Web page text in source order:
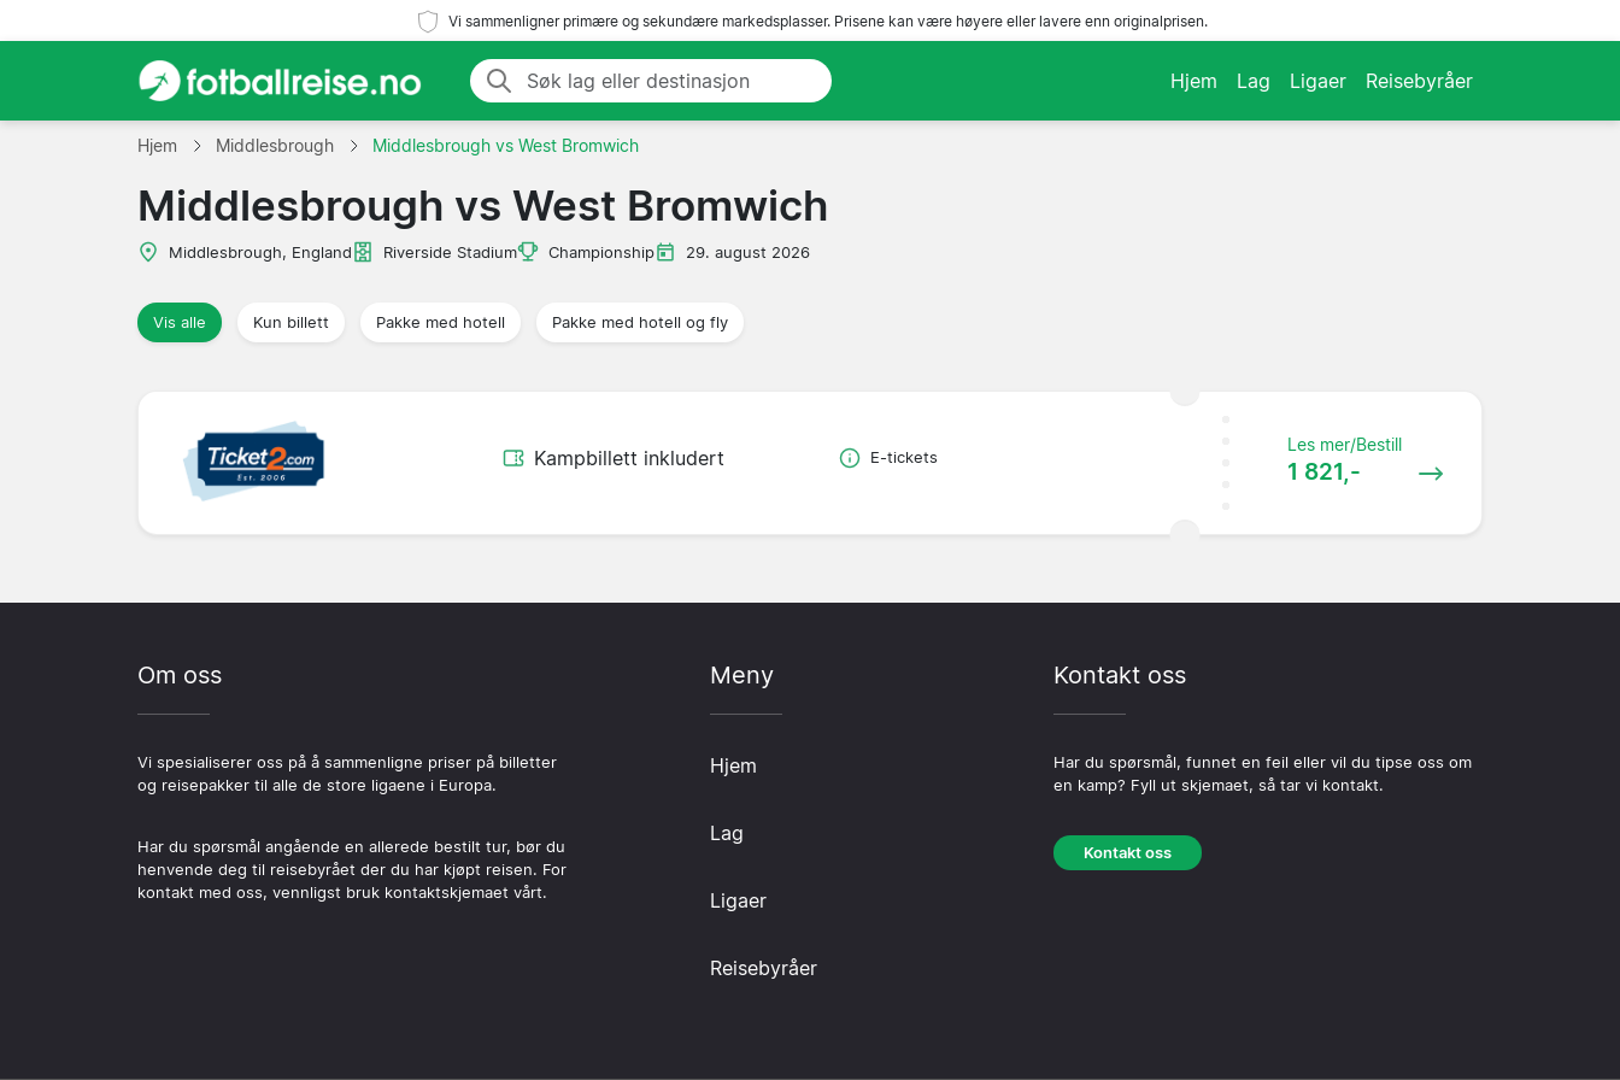
Vi sammenligner primære og sekundære markedsplasser. Prisene kan være høyere eller lavere enn originalprisen.
Hjem Lag Ligaer Reisebyråer
Hjem Middlesbrough Middlesbrough vs West Bromwich
Middlesbrough vs West Bromwich
Middlesbrough, England Riverside Stadium Championship 29. august 2026
Vis alle Kun billett Pakke med hotell Pakke med hotell og fly
Kampbillett inkludert E-tickets
Les mer/Bestill
1 821,-
Om oss
Vi spesialiserer oss på å sammenligne priser på billetter
og reisepakker til alle de store ligaene i Europa.
Har du spørsmål angående en allerede bestilt tur, bør du
henvende deg til reisebyrået der du har kjøpt reisen. For
kontakt med oss, vennligst bruk kontaktskjemaet vårt.
Meny
Hjem
Lag
Ligaer
Reisebyråer
Kontakt oss
Har du spørsmål, funnet en feil eller vil du tipse oss om
en kamp? Fyll ut skjemaet, så tar vi kontakt.
Kontakt oss